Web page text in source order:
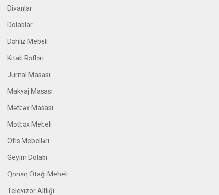
Divanlar
Dolablar
Dəhliz Mebeli
Kitab Rəfləri
Jurnal Masası
Makyaj Masası
Mətbəx Masası
Mətbəx Mebeli
Ofis Mebelləri
Geyim Dolabı
Qonaq Otağı Mebeli
Televizor Altlığı